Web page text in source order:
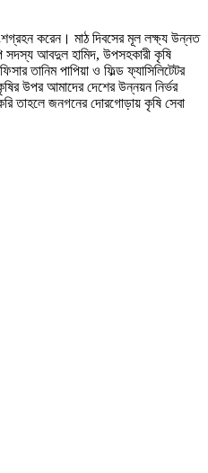
করেন। মাঠ দিবসের মূল লক্ষ্য উন্নত
সদস্য আবদুল হামিদ, উপসহকারী কৃষি
তানিম পাপিয়া ও ফিল্ড ফ্যাসিলিটেটর
উপর আমাদের দেশের উন্নয়ন নির্ভর
তাহলে জনগনের দোরগোড়ায় কৃষি সেবা